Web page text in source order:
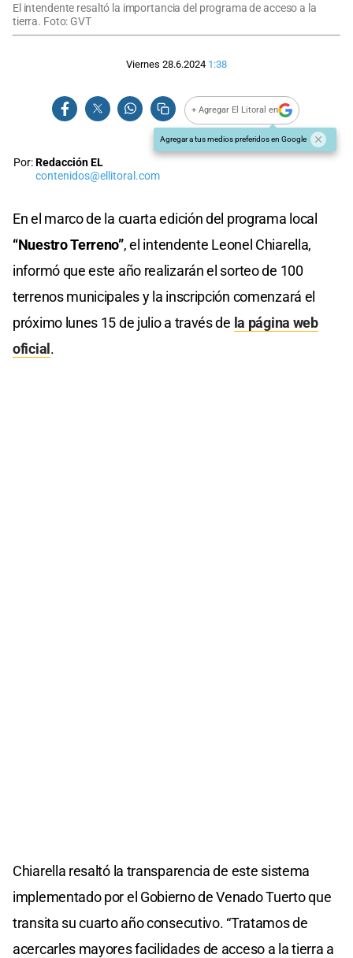
El intendente resaltó la importancia del programa de acceso a la
tierra. Foto: GVT
Viernes 28.6.2024 1:38
+ Agregar El Litoral en
Agregar a tus medios preferidos en Google
Por:Redacción EL
contenidos@ellitoral.com
En el marco de la cuarta edición del programa local
“Nuestro Terreno”, el intendente Leonel Chiarella,
informó que este año realizarán el sorteo de 100
terrenos municipales y la inscripción comenzará el
próximo lunes 15 de julio a través de la página web
oficial.
Chiarella resaltó la transparencia de este sistema
implementado por el Gobierno de Venado Tuerto que
transita su cuarto año consecutivo. “Tratamos de
acercarles mayores facilidades de acceso a la tierra a